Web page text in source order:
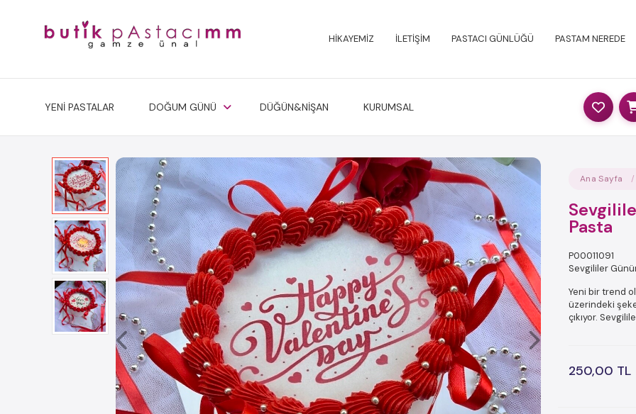
HİKAYEMİZ İLETİŞİM PASTACI GÜNLÜĞÜ PASTAM NEREDE
YENİ PASTALAR DOĞUM GÜNÜ DÜĞÜN&NİŞAN KURUMSAL
Ana Sayfa
Pasta
P00011091
Sevgililer
Yeni bir trend
üzerindeki
çıkıyor.
250,00 TL